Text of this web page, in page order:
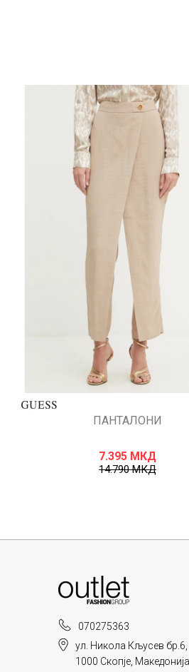
ПАНТАЛОНИ
7.395 МКД
14.790МКД
070275363
ул. Никола Кљусев бр.6,
1000 Скопје, Македонија